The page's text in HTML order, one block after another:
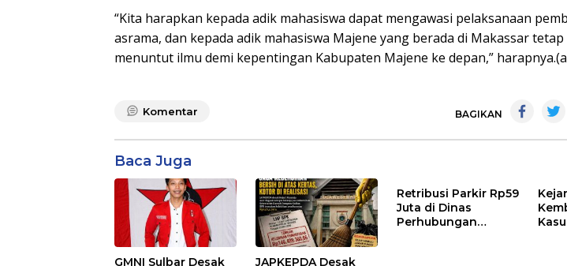
“Kita harapkan kepada adik mahasiswa dapat mengawasi pelaksanaan
asrama, dan kepada adik mahasiswa Majene yang berada di Makassar
menuntut ilmu demi kepentingan Kabupaten Majene ke depan,”
Komentar BAGIKAN
Baca Juga
GMNI Sulbar Desak
JAPKEPDA Desak
Retribusi Parkir Rp59
Juta di Dinas
Perhubungan